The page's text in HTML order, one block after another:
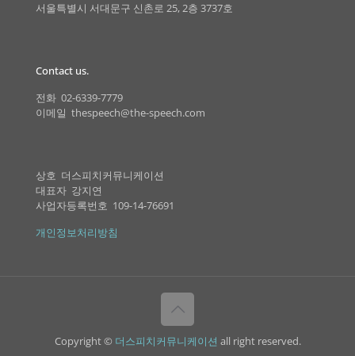
서울특별시 서대문구 신촌로 25, 2층 3737호
Contact us.
전화 02-6339-7779
이메일 thespeech@the-speech.com
상호 더스피치커뮤니케이션
대표자 강지연
사업자등록번호 109-14-76691
개인정보처리방침
Copyright © 더스피치커뮤니케이션 all right reserved.